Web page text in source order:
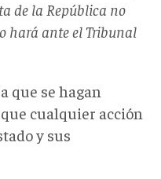
de la República no
hará ante el Tribunal
que se hagan
cualquier acción
y sus